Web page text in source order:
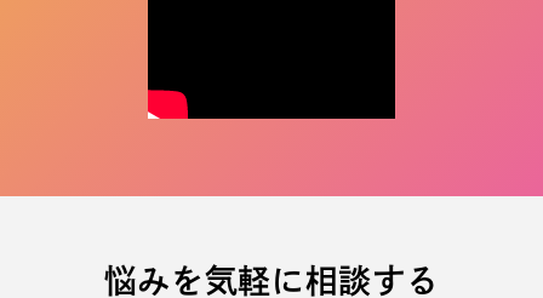
悩みを気軽に相談する